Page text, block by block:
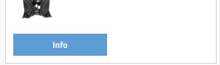
Koppeling compleet
Koppeling trekveer
Ketting / tandwiel
Koeling (delen)
Info